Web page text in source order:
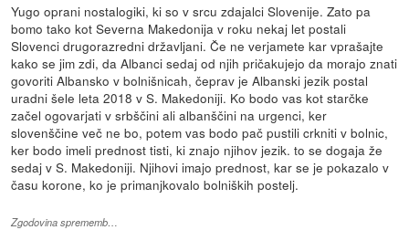
Yugo oprani nostalogiki, ki so v srcu zdajalci Slovenije. Zato pa
bomo tako kot Severna Makedonija v roku nekaj let postali
Slovenci drugorazredni državljani. Če ne verjamete kar vprašajte
kako se jim zdi, da Albanci sedaj od njih pričakujejo da morajo znati
govoriti Albansko v bolnišnicah, čeprav je Albanski jezik postal
uradni šele leta 2018 v S. Makedoniji. Ko bodo vas kot starčke
začel ogovarjati v srbščini ali albanščini na urgenci, ker
slovenščine več ne bo, potem vas bodo pač pustili crkniti v bolnic,
ker bodo imeli prednost tisti, ki znajo njihov jezik. to se dogaja že
sedaj v S. Makedoniji. Njihovi imajo prednost, kar se je pokazalo v
času korone, ko je primanjkovalo bolniških postelj.
Zgodovina sprememb…